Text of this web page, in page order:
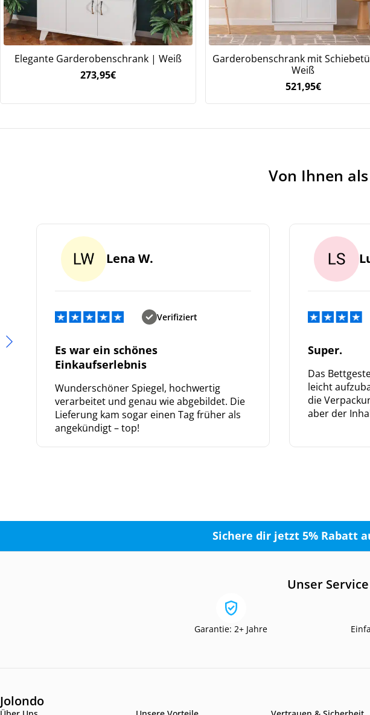
Elegante Garderobenschrank | Weiß
273,95€
Garderobenschrank mit
Weiß
521,95€
Von Ihnen
Lena W.
Verifiziert
Es war ein schönes
Einkaufserlebnis
Wunderschöner Spiegel, hochwertig
verarbeitet und genau wie abgebildet. Die
Lieferung kam sogar einen Tag früher als
angekündigt – top!
Super.
Das
leicht
die
aber der
Sichere dir jetzt 5% Rabatt
Unser
Garantie: 2+ Jahre
Jolondo
Bleiben Sie auf dem
Weitere Informationen darüber,
verarbeiten. Lesen Sie unsere